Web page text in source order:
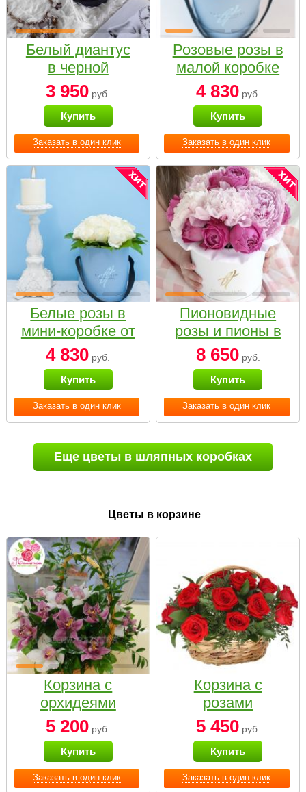
Заказать в один клик
Белый диантус
в черной
коробке Small
3 950 руб.
Купить
Заказать в один клик
Розовые розы в
малой коробке
4 830руб.
Купить
Заказать в один клик
Белые розы в
мини-коробке от
Bella Fiori
4 830 руб.
Купить
Заказать в один клик
Пионовидные
розы и пионы в
белой коробке
Small
8 650руб.
Купить
Еще цветы в шляпных коробках
Цветы в корзине
Заказать в один клик
Корзина с
орхидеями
малая
5 200 руб.
Купить
Заказать в один клик
Корзина с
розами
«Красный
Париж»
5 450руб.
Купить